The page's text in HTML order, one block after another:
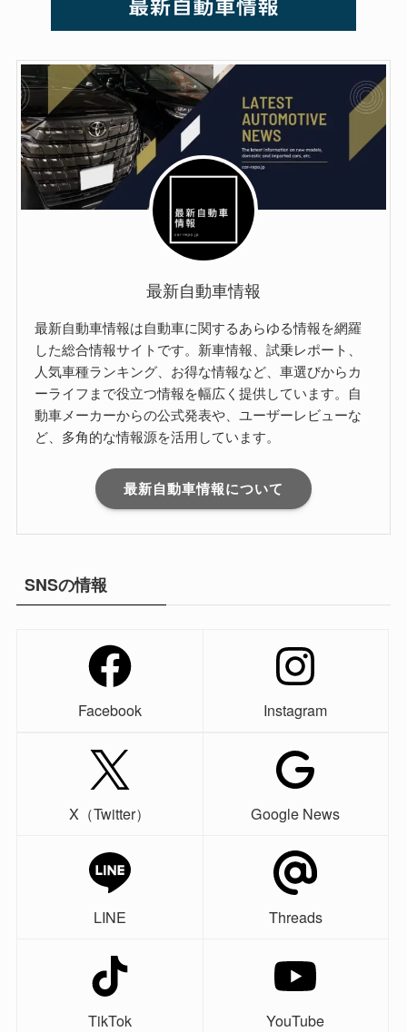
最新自動車情報
最新自動車情報は自動車に関するあらゆる情報を網羅
した総合情報サイトです。新車情報、試乗レポート、
人気車種ランキング、お得な情報など、車選びからカ
ーライフまで役立つ情報を幅広く提供しています。自
動車メーカーからの公式発表や、ユーザーレビューな
ど、多角的な情報源を活用しています。
最新自動車情報について
SNSの情報
Facebook Instagram
X（Twitter） Google News
LINE Threads
TikTok YouTube